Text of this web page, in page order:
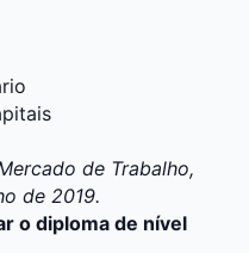
de Trabalho,
de 2019.
o diploma de nível